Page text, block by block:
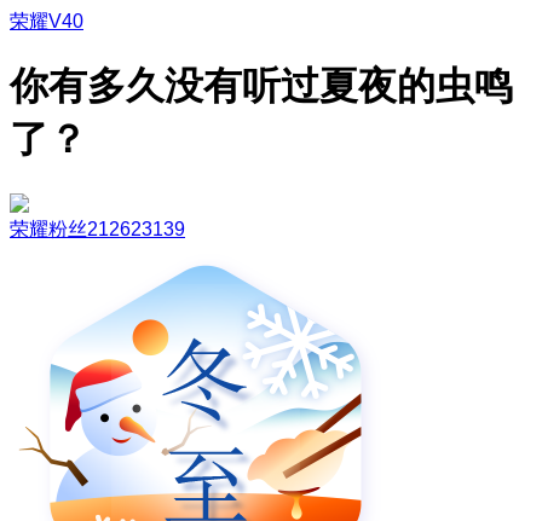
荣耀V40
你有多久没有听过夏夜的虫鸣
了？
荣耀粉丝212623139